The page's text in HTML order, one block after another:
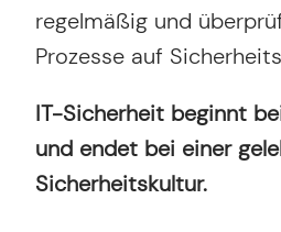
regelmäßig und
Prozesse auf
IT-Sicherheit beginnt
und endet bei einer
Sicherheitskultur.